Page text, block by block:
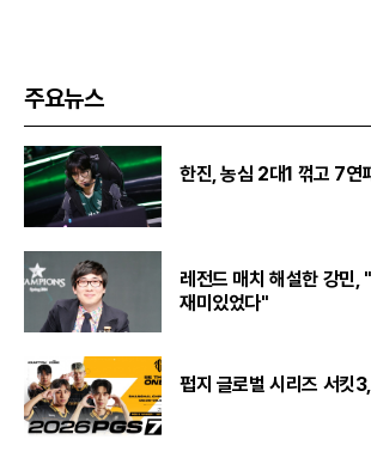
주요뉴스
한진, 농심 2대1 꺾고 7연
레전드 매치 해설한 강민,
재미있었다"
펍지 글로벌 시리즈 서킷